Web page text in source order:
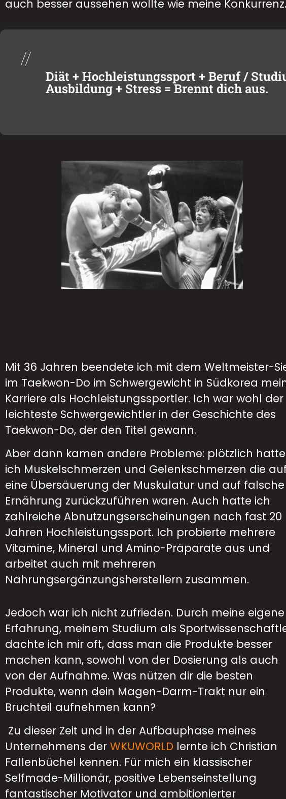
auch besser aussehen wollte wie meine Konkurrenz.
//
Diät + Hochleistungssport + Beruf /
Ausbildung + Stress = Brennt dich aus.
Mit 36 Jahren beendete ich mit dem Weltmeister-
im Taekwon-Do im Schwergewicht in Südkorea
Karriere als Hochleistungssportler. Ich war wohl der
leichteste Schwergewichtler in der Geschichte des
Taekwon-Do, der den Titel gewann.
Aber dann kamen andere Probleme: plötzlich hatte
ich Muskelschmerzen und Gelenkschmerzen die
eine Übersäuerung der Muskulatur und auf falsche
Ernährung zurückzuführen waren. Auch hatte ich
zahlreiche Abnutzungserscheinungen nach fast 20
Jahren Hochleistungssport. Ich probierte mehrere
Vitamine, Mineral und Amino-Präparate aus und
arbeitet auch mit mehreren
Nahrungsergänzungsherstellern zusammen.
Jedoch war ich nicht zufrieden. Durch meine eigene
Erfahrung, meinem Studium als
dachte ich mir oft, dass man die Produkte besser
machen kann, sowohl von der Dosierung als auch
von der Aufnahme. Was nützen dir die besten
Produkte, wenn dein Magen-Darm-Trakt nur ein
Bruchteil aufnehmen kann?
Zu dieser Zeit und in der Aufbauphase meines
Unternehmens der WKUWORLD lernte ich Christian
Fallenbüchel kennen. Für mich ein klassischer
Selfmade-Millionär, positive Lebenseinstellung
fantastischer Motivator und ambitionierter